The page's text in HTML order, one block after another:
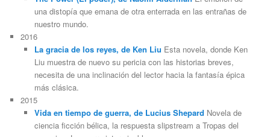
una distopía que emana de otra enterrada en las entrañas de
nuestro mundo.
2016
La gracia de los reyes, de Ken Liu Esta novela, donde Ken
Liu muestra de nuevo su pericia con las historias breves,
necesita de una inclinación del lector hacia la fantasía épica
más clásica.
2015
Vida en tiempo de guerra, de Lucius Shepard Novela de
ciencia ficción bélica, la respuesta slipstream a Tropas del